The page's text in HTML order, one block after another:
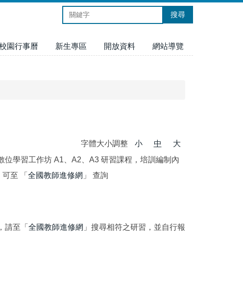
搜尋
園行事曆 新生專區 開放資料
網站導覽
字體大小調整 小 中
大
學習工作坊 A1、A2、A3 研習課程，培訓編制內
至 「 全國教師進修網 」 查詢
請至「 全國教師進修網 」搜尋相符之研習，並自行報